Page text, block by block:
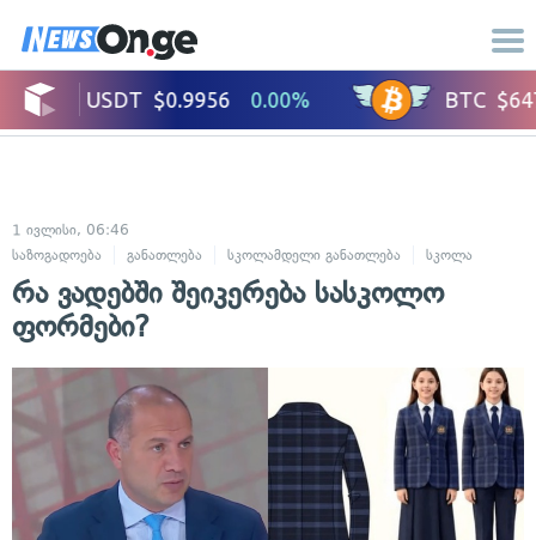
1 ივლისი, 06:46
საზოგადოება
განათლება სკოლამდელი განათლება სკოლა
რა ვადებში შეიკერება სასკოლო
ფორმები?